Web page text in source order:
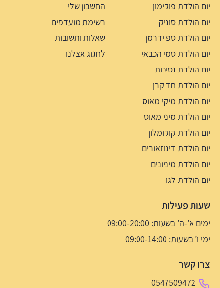
יום הולדת פוקימון
יום הולדת סוניק
יום הולדת ספיידרמן
יום הולדת סמי הכבאי
יום הולדת נסיכות
יום הולדת חד קרן
יום הולדת מיקי מאוס
יום הולדת מיני מאוס
יום הולדת קוקומלון
יום הולדת דינוזאורים
יום הולדת מיניונים
יום הולדת לגו
החשבון שלי
רשימת מועדפים
שאלות ותשובות
לחגוג אצלנו
שעות פעילות
ימים א’-ה’ בשעות: 09:00-20:00
ימי ו’ בשעות: 09:00-14:00
צרו קשר
0547509472